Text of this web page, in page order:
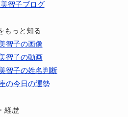
智子ブログ
もっと知る
智子の画像
智子の動画
智子の姓名判断
の今日の運勢
経歴